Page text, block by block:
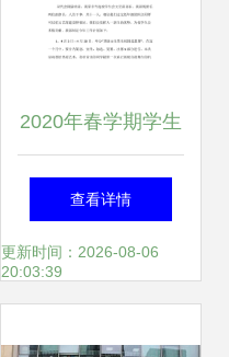
2020年春学期学生
会文体部工作计划
模板五篇 文体活动
查看详情
更新时间：2026-08-06
20:03:39